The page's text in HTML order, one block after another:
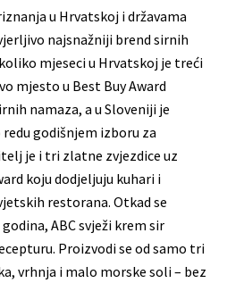
u Hrvatskoj i državama
najsnažniji brend sirnih
mjeseci u Hrvatskoj je treći
mjesto u Best Buy Award
namaza, a u Sloveniji je
godišnjem izboru za
je i tri zlatne zvjezdice uz
koju dodjeljuju kuhari i
restorana. Otkad se
ABC svježi krem sir
Proizvodi se od samo tri
vrhnja i malo morske soli – bez